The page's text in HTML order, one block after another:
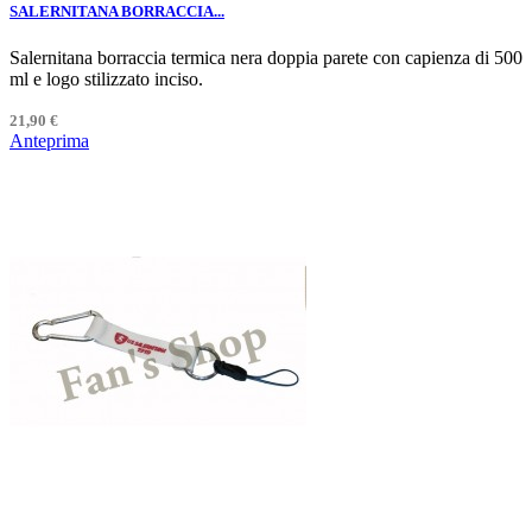
SALERNITANA BORRACCIA...
Salernitana borraccia termica nera doppia parete con capienza di 500
ml e logo stilizzato inciso.
21,90 €
Anteprima